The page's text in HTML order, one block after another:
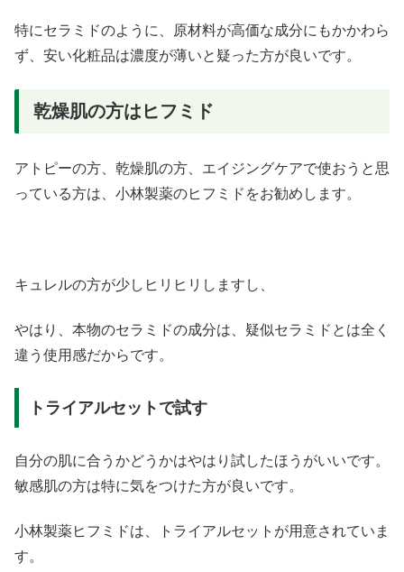
特にセラミドのように、原材料が高価な成分にもかかわら
ず、安い化粧品は濃度が薄いと疑った方が良いです。
乾燥肌の方はヒフミド
アトピーの方、乾燥肌の方、エイジングケアで使おうと思
っている方は、小林製薬のヒフミドをお勧めします。
キュレルの方が少しヒリヒリしますし、
やはり、本物のセラミドの成分は、疑似セラミドとは全く
違う使用感だからです。
トライアルセットで試す
自分の肌に合うかどうかはやはり試したほうがいいです。
敏感肌の方は特に気をつけた方が良いです。
小林製薬ヒフミドは、トライアルセットが用意されていま
す。